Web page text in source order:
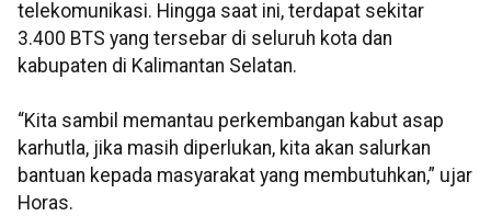
telekomunikasi. Hingga saat ini, terdapat sekitar
3.400 BTS yang tersebar di seluruh kota dan
kabupaten di Kalimantan Selatan.
“Kita sambil memantau perkembangan kabut asap
karhutla, jika masih diperlukan, kita akan salurkan
bantuan kepada masyarakat yang membutuhkan,” ujar
Horas.